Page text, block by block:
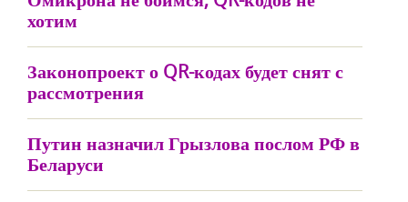
хотим
Законопроект о QR-кодах будет снят с
рассмотрения
Путин назначил Грызлова послом РФ в
Беларуси